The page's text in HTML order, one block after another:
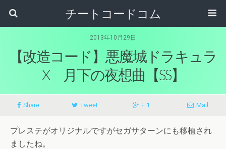
チートコードコム
2013年10月29日
【改造コード】悪魔城ドラキュラ
X 月下の夜想曲【SS】
Share Tweet + 1 Mail
プレステがオリジナルですがセガサターンにも移植され
ましたね。